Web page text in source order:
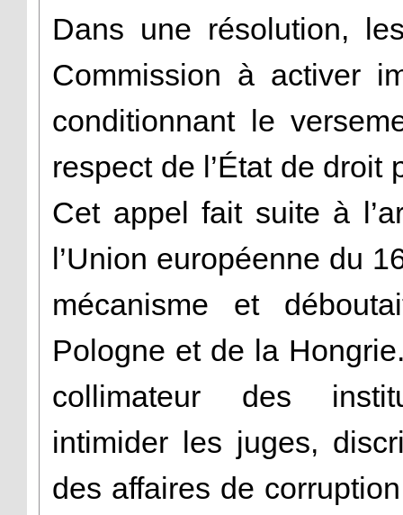
Dans une résolution,
Commission à activer
conditionnant le
respect de l’État de
Cet appel fait suite à
l’Union européenne du
mécanisme et
Pologne et de la
collimateur des
intimider les juges,
des affaires de